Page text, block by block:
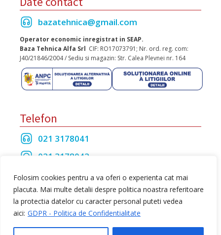
Folosim cookies pentru a va oferi o experienta cat mai
placuta. Mai multe detalii despre politica noastra referitoare
la protectia datelor cu caracter personal puteti vedea
aici: GDPR - Politica de Confidentialitate
bazatehnica@gmail.com
Operator economic inregistrat in SEAP.
Baza Tehnica Alfa Srl CIF: RO17073791; Nr. ord. reg. com:
J40/21846/2004 / Sediu si magazin: Str. Calea Plevnei nr. 164
Telefon
021 3178041
021 3178042
021 3175208
Toate drepturile rezervate Baza Tehnica Alfa S.R.L